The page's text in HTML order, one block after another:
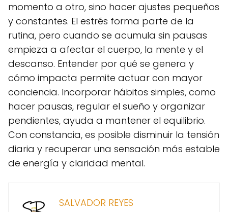
momento a otro, sino hacer ajustes pequeños
y constantes. El estrés forma parte de la
rutina, pero cuando se acumula sin pausas
empieza a afectar el cuerpo, la mente y el
descanso. Entender por qué se genera y
cómo impacta permite actuar con mayor
conciencia. Incorporar hábitos simples, como
hacer pausas, regular el sueño y organizar
pendientes, ayuda a mantener el equilibrio.
Con constancia, es posible disminuir la tensión
diaria y recuperar una sensación más estable
de energía y claridad mental.
SALVADOR REYES